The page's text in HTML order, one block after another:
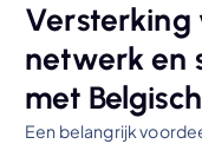
Versterking
netwerk en
met
Een belangrijk